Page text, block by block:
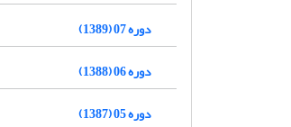
دوره 07 (1389)
دوره 06 (1388)
دوره 05 (1387)